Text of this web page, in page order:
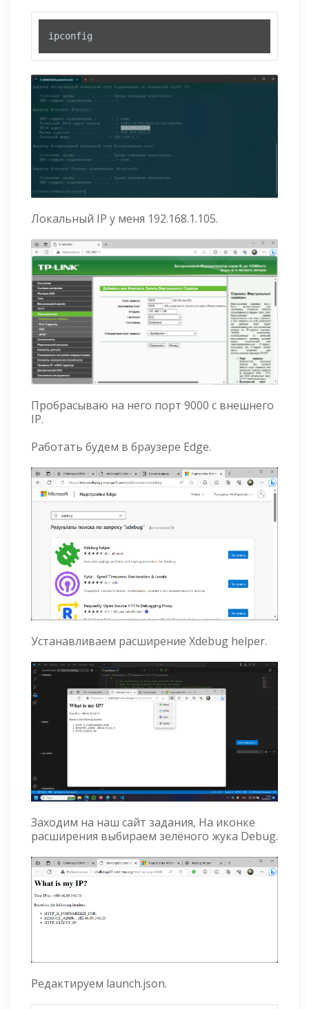
ipconfig
Локальный IP у меня 192.168.1.105.
Пробрасываю на него порт 9000 с внешнего
IP.
Работать будем в браузере Edge.
Устанавливаем расширение Xdebug helper.
Заходим на наш сайт задания, На иконке
расширения выбираем зелёного жука Debug.
Редактируем launch.json.